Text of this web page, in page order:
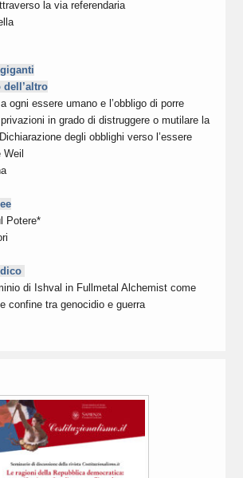
la via referendaria
dell’altro
ogni essere umano e l’obbligo di porre
in grado di distruggere o mutilare la
degli obblighi verso l’essere
Potere*
di Ishval in Fullmetal Alchemist come
confine tra genocidio e guerra